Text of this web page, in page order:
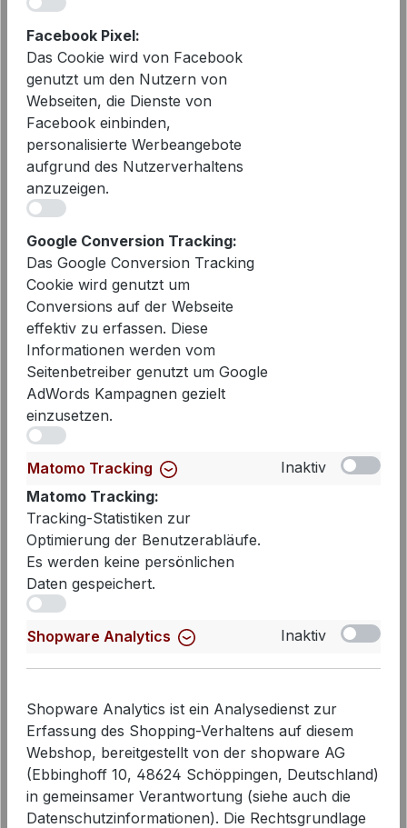
PENN&INK N.Y Polo S26F1820
White Tomato | Gestreiftes Damen
Verkaufspreis:
49,99 € 85,00 €
vorher 85,00 €
- 37%
PENN&INK N.Y Poloshirt in navy –
Modernes Basic mit Komfort
Verkaufspreis:
49,99 € Regulärer Preis:
Facebook Pixel:
Das Cookie wird von Facebook
genutzt um den Nutzern von
Webseiten, die Dienste von
Facebook einbinden,
personalisierte Werbeangebote
aufgrund des Nutzerverhaltens
anzuzeigen.
Google Conversion Tracking:
Das Google Conversion Tracking
Cookie wird genutzt um
Conversions auf der Webseite
effektiv zu erfassen. Diese
Informationen werden vom
Seitenbetreiber genutzt um Google
AdWords Kampagnen gezielt
einzusetzen.
Matomo Tracking
Inaktiv
Matomo Tracking:
Tracking-Statistiken zur
Optimierung der Benutzerabläufe.
Es werden keine persönlichen
Daten gespeichert.
Shopware Analytics
Inaktiv
Shopware Analytics ist ein Analysedienst zur
Erfassung des Shopping-Verhaltens auf diesem
Webshop, bereitgestellt von der shopware AG
(Ebbinghoff 10, 48624 Schöppingen, Deutschland)
in gemeinsamer Verantwortung (siehe auch die
Datenschutzinformationen). Die Rechtsgrundlage